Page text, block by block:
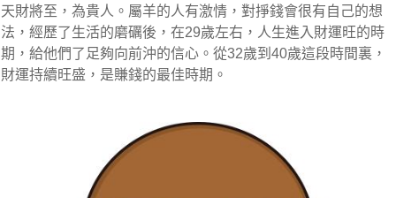
天財將至，為貴人。屬羊的人有激情，對掙錢會很有自己的想
法，經歷了生活的磨礪後，在29歲左右，人生進入財運旺的時
期，給他們了足夠向前沖的信心。從32歲到40歲這段時間裏，
財運持續旺盛，是賺錢的最佳時期。